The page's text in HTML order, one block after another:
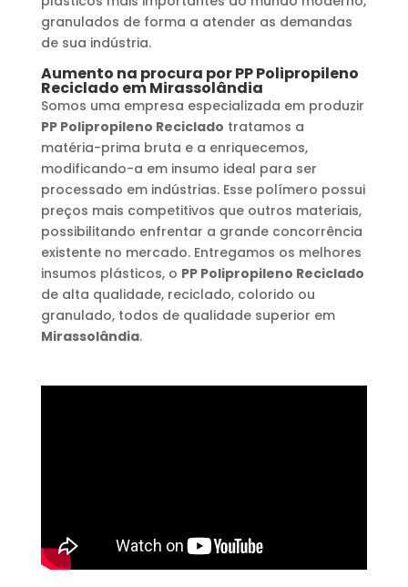
granulados de forma a atender as demandas
de sua indústria.
Aumento na procura porPP Polipropileno
Reciclado emMirassolândia
Somos uma empresa especializada em produzir
PP Polipropileno Reciclado tratamos a
matéria-prima bruta e a enriquecemos,
modificando-a em insumo ideal para ser
processado em indústrias. Esse polímero possui
preços mais competitivos que outros materiais,
possibilitando enfrentar a grande concorrência
existente no mercado. Entregamos os melhores
insumos plásticos, o PP Polipropileno Reciclado
de alta qualidade, reciclado, colorido ou
granulado, todos de qualidade superior em
Mirassolândia.